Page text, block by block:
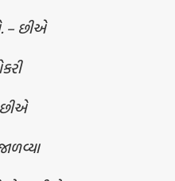
– છીએ
છીએ